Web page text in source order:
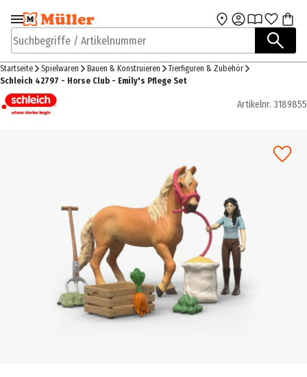
Zur Navigation
springen
Zum Hauptinhalt
Suchbegriffe / Artikelnummer
Startseite Spielwaren Bauen & Konstruieren
Tierfiguren & Zubehör
Schleich 42797 - Horse Club - Emily's Pflege Set
Artikelnr. 3189855